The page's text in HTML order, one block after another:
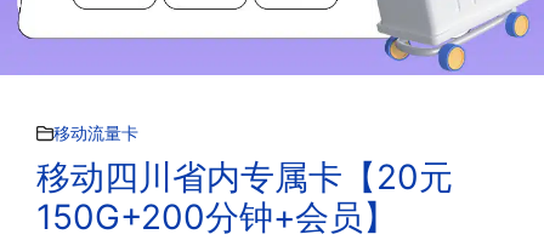
移动流量卡
移动四川省内专属卡【20元
150G+200分钟+会员】